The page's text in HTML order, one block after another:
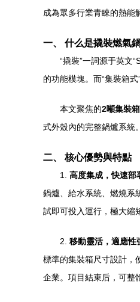
成為眾多行業青睞的熱能
一、 什么是撬裝燃氣
“撬裝”一詞源于英文
的功能模塊。而“集裝箱
本文聚焦的2噸集裝
式外殼內的完整鍋爐系統。
二、 核心優勢與特點
1. 高度集成，快速部
鍋爐、給水系統、燃燒系
試即可投入運行，極大縮
2. 移動靈活，適應性
標準的集裝箱尺寸設計，
企業。項目結束后，可整